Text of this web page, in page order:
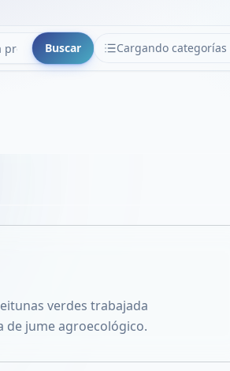
Buscar Cargando categorías
CATEGORÍAS
VER EN PANTALLA COMPLETA
verdes trabajada
de jume agroecológico.